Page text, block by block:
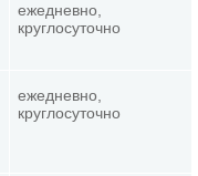
ежедневно,
круглосуточно
ежедневно,
круглосуточно